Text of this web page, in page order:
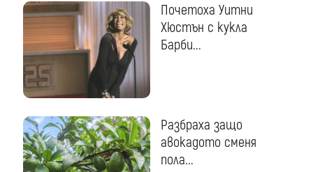
Почетоха Уитни
Хюстън с кукла
Барби...
Разбраха защо
авокадото сменя
пола...